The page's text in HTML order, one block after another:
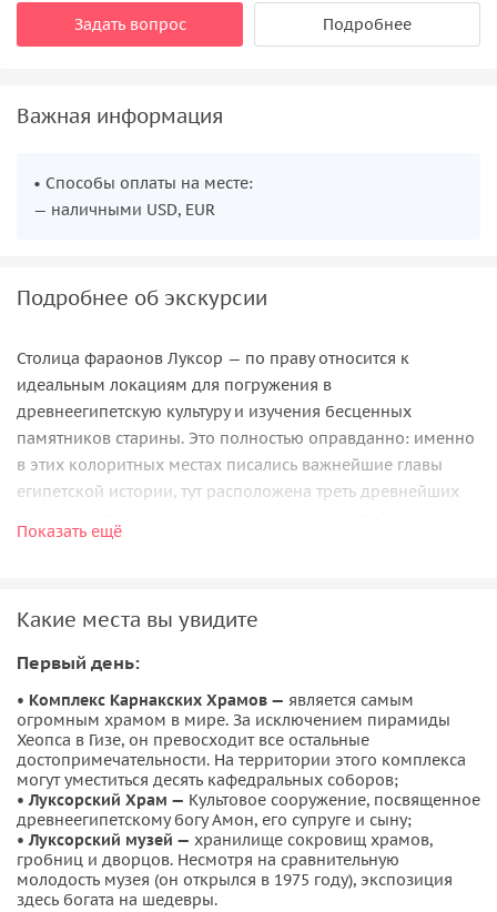
Задать вопрос Подробнее
Важная информация
• Способы оплаты на месте:
— наличными USD, EUR
Подробнее об экскурсии
Столица фараонов Луксор — по праву относится к
идеальным локациям для погружения в
древнеегипетскую культуру и изучения бесценных
памятников старины. Это полностью оправданно: именно
в этих колоритных местах писались важнейшие главы
египетской истории, тут расположена треть древнейших
внимания гостей Египетской Республики.
В путешествии вы также узнаете, как сейчас устроена
жизнь в египетском обществе. Мы расскажем о традициях,
официальных и религиозных праздниках — священном
месяце Рамадане, Рождестве пророка Мухаммеда и
Иисуса Христа. Кроме того, вы разберетесь в древней и
нынешней календарной системе и получите общее
представление об экономике, доходах, образовании,
острых социальных вопросах и их гендерных аспектах.
Уверены, экскурсия оправдает ваше желания.
Показать ещё
Какие места вы увидите
Первый день:
• Комплекс Карнакских Храмов — является самым
огромным храмом в мире. За исключением пирамиды
Хеопса в Гизе, он превосходит все остальные
достопримечательности. На территории этого комплекса
могут уместиться десять кафедральных соборов;
• Луксорский Храм — Культовое сооружение, посвященное
древнеегипетскому богу Амон, его супруге и сыну;
• Луксорский музей — хранилище сокровищ храмов,
гробниц и дворцов. Несмотря на сравнительную
молодость музея (он открылся в 1975 году), экспозиция
здесь богата на шедевры.